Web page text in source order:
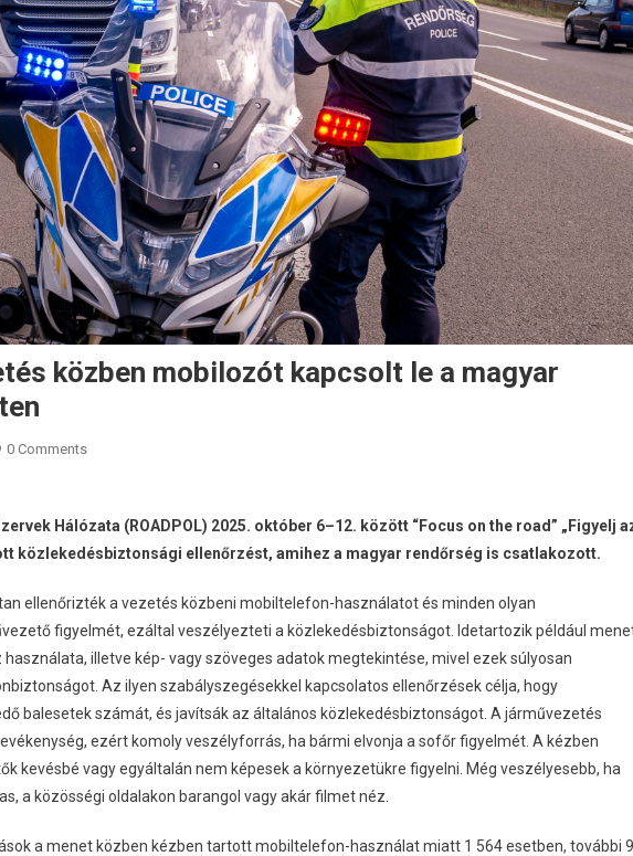
közben mobilozót kapcsolt le a magyar
0 Comments
Hálózata (ROADPOL) 2025. október 6–12. között “Focus on the road” „Figyelj
közlekedésbiztonsági ellenőrzést, amihez a magyar rendőrség is csatlakozott.
ellenőrizték a vezetés közbeni mobiltelefon-használatot és minden olyan
figyelmét, ezáltal veszélyezteti a közlekedésbiztonságot. Idetartozik például
illetve kép- vagy szöveges adatok megtekintése, mivel ezek súlyosan
Az ilyen szabályszegésekkel kapcsolatos ellenőrzések célja, hogy
balesetek számát, és javítsák az általános közlekedésbiztonságot. A járművezetés
ezért komoly veszélyforrás, ha bármi elvonja a sofőr figyelmét. A kézben
kevésbé vagy egyáltalán nem képesek a környezetükre figyelni. Még veszélyesebb, ha
a közösségi oldalakon barangol vagy akár filmet néz.
a menet közben kézben tartott mobiltelefon-használat miatt 1 564 esetben, további